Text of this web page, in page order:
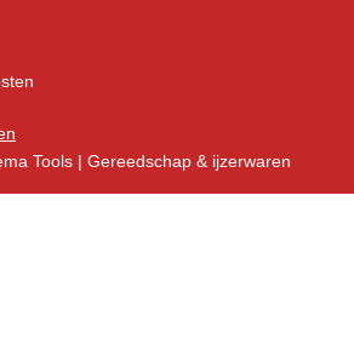
Tools | Gereedschap & ijzerwaren